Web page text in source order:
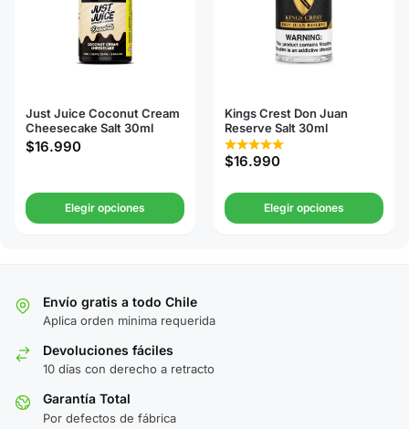
Just Juice Coconut Cream
Cheesecake Salt 30ml
$16.990
Elegir opciones
Kings Crest Don Juan
Reserve Salt 30ml
$16.990
Elegir opciones
Envío gratis a todo Chile
Aplica orden minima requerida
Devoluciones fáciles
10 días con derecho a retracto
Garantía Total
Por defectos de fábrica